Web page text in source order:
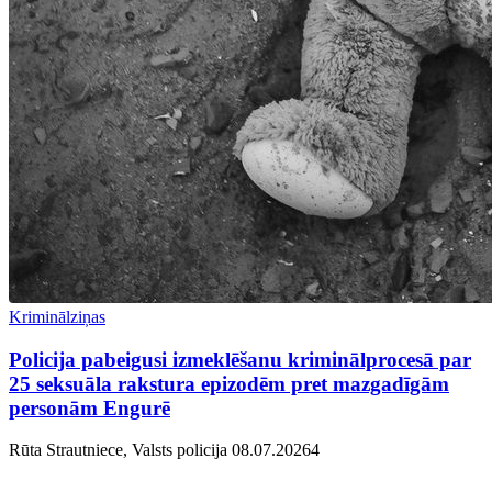
Kriminālziņas
Policija pabeigusi izmeklēšanu kriminālprocesā par
25 seksuāla rakstura epizodēm pret mazgadīgām
personām Engurē
Rūta Strautniece, Valsts policija 08.07.20264